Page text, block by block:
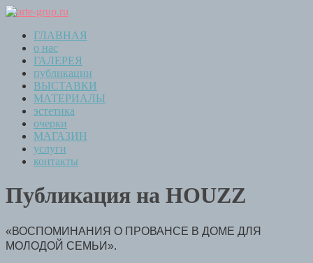
ГЛАВНАЯ
о нас
ГАЛЕРЕЯ
публикации
ВЫСТАВКИ
МАТЕРИАЛЫ
эстетика
очерки
МАГАЗИН
услуги
контакты
Публикация на HOUZZ
«ВОСПОМИНАНИЯ О ПРОВАНСЕ В ДОМЕ ДЛЯ
МОЛОДОЙ СЕМЬИ».